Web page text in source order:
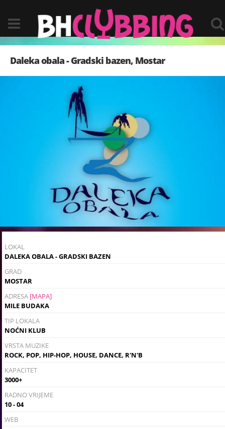
Daleka obala - Gradski bazen, Mostar
LOKAL
DALEKA OBALA - GRADSKI BAZEN
GRAD
MOSTAR
ADRESA [MAPA]
MILE BUDAKA
TIP LOKALA
NOĆNI KLUB
VRSTA MUZIKE
ROCK, POP, HIP-HOP, HOUSE, DANCE, R'N'B
KAPACITET
3000+
RADNO VRIJEME
10 - 04
WEB